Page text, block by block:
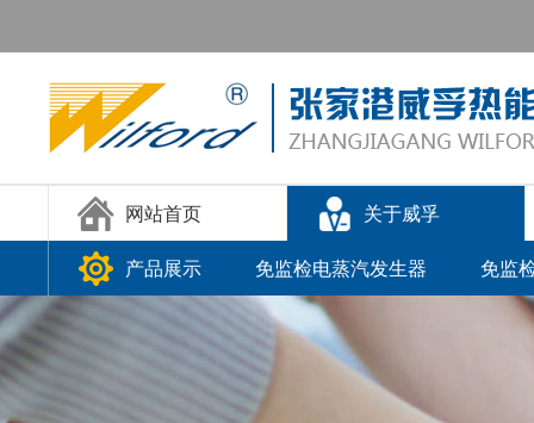
网站首页
关于威孚
产品展示
免监检电蒸汽发生器 免监